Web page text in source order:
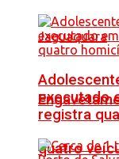
quatro
executado
registra